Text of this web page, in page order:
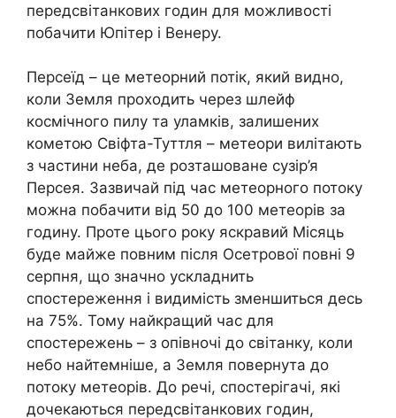
передсвітанкових годин для можливості
побачити Юпітер і Венеру.
Персеїд – це метеорний потік, який видно,
коли Земля проходить через шлейф
космічного пилу та уламків, залишених
кометою Свіфта-Туттля – метеори вилітають
з частини неба, де розташоване сузір’я
Персея. Зазвичай під час метеорного потоку
можна побачити від 50 до 100 метеорів за
годину. Проте цього року яскравий Місяць
буде майже повним після Осетрової повні 9
серпня, що значно ускладнить
спостереження і видимість зменшиться десь
на 75%. Тому найкращий час для
спостережень – з опівночі до світанку, коли
небо найтемніше, а Земля повернута до
потоку метеорів. До речі, спостерігачі, які
дочекаються передсвітанкових годин,